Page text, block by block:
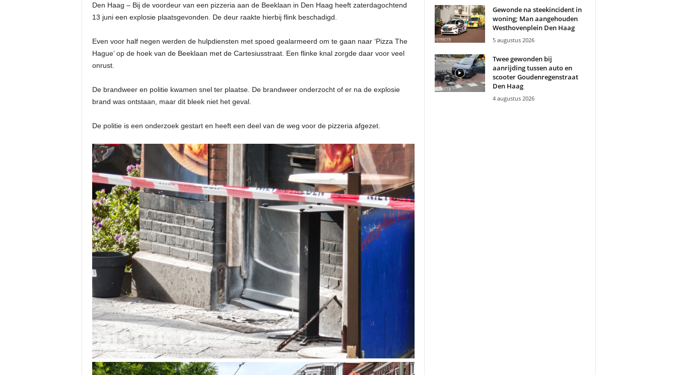
Den Haag – Bij de voordeur van een pizzeria aan de Beeklaan in Den Haag heeft zaterdagochtend
13 juni een explosie plaatsgevonden. De deur raakte hierbij flink beschadigd.
Even voor half negen werden de hulpdiensten met spoed gealarmeerd om te gaan naar ‘Pizza The
Hague’ op de hoek van de Beeklaan met de Cartesiusstraat. Een flinke knal zorgde daar voor veel
onrust.
De brandweer en politie kwamen snel ter plaatse. De brandweer onderzocht of er na de explosie
brand was ontstaan, maar dit bleek niet het geval.
De politie is een onderzoek gestart en heeft een deel van de weg voor de pizzeria afgezet.
Gewonde na steekincident in
woning; Man aangehouden
Westhovenplein Den Haag
5 augustus 2026
Twee gewonden bij
aanrijding tussen auto en
scooter Goudenregenstraat
Den Haag
4 augustus 2026